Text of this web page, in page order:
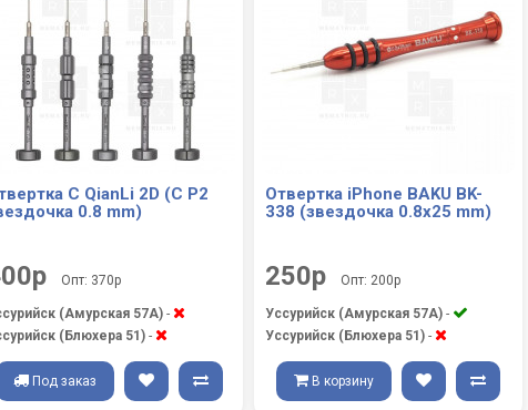
C QianLi 2D (C P2
0.8 mm)
Опт: 370р
(Амурская 57А) -
(Блюхера 51) -
Под заказ
Отвертка iPhone BAKU BK-
338 (звездочка 0.8x25 mm)
250р Опт: 200р
Уссурийск (Амурская 57А) -
Уссурийск (Блюхера 51) -
В корзину